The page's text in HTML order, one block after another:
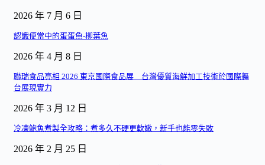
2026 年 7 月 6 日
認識便當中的蛋蛋魚-柳葉魚
2026 年 4 月 8 日
聯瑞食品亮相 2026 東京國際食品展 台灣優質海鮮加工技術於國際舞
台展現實力
2026 年 3 月 12 日
冷凍鮑魚煮製全攻略：煮多久不硬更軟嫩，新手也能零失敗
2026 年 2 月 25 日